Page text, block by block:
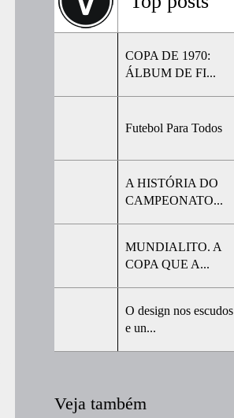
COPA DE 1970:
ÁLBUM DE FI...
Futebol Para Todos
A HISTÓRIA DO
CAMPEONATO...
MUNDIALITO. A
COPA QUE A...
O design nos escudos
e un...
Veja também